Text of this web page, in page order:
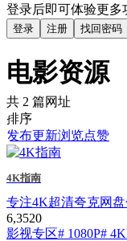
登录后即可体验更多
登录 注册 找回密码
电影资源
共 2 篇网址
排序
发布更新浏览点赞
4K指南
专注4K超清夸克网
6,3520
影视专区# 1080P#